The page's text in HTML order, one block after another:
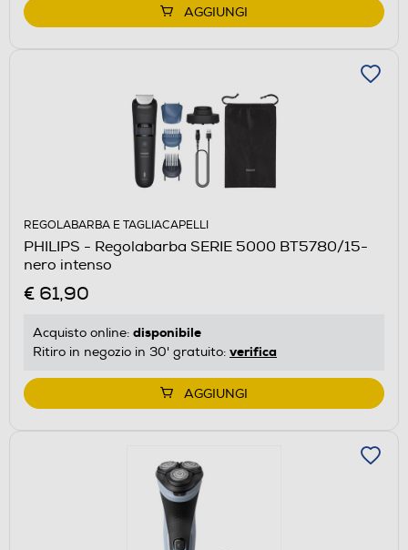
AGGIUNGI
REGOLABARBA E TAGLIACAPELLI
PHILIPS - Regolabarba SERIE 5000 BT5780/15-
nero intenso
€ 61,90
Acquisto online: disponibile
Ritiro in negozio in 30' gratuito: verifica
AGGIUNGI